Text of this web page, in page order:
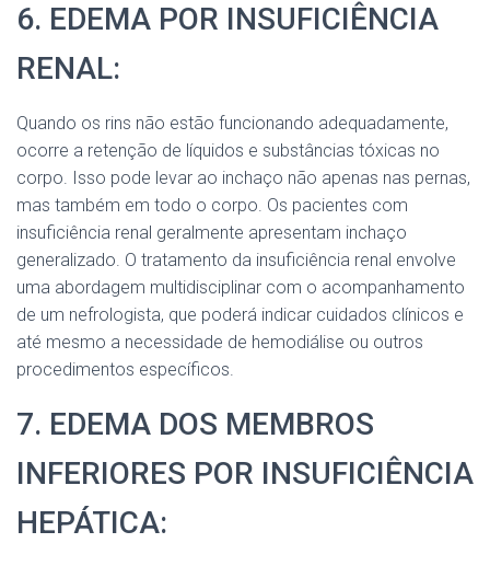
6. EDEMA POR INSUFICIÊNCIA
RENAL:
Quando os rins não estão funcionando adequadamente,
ocorre a retenção de líquidos e substâncias tóxicas no
corpo. Isso pode levar ao inchaço não apenas nas pernas,
mas também em todo o corpo. Os pacientes com
insuficiência renal geralmente apresentam inchaço
generalizado. O tratamento da insuficiência renal envolve
uma abordagem multidisciplinar com o acompanhamento
de um nefrologista, que poderá indicar cuidados clínicos e
até mesmo a necessidade de hemodiálise ou outros
procedimentos específicos.
7. EDEMA DOS MEMBROS
INFERIORES POR INSUFICIÊNCIA
HEPÁTICA: